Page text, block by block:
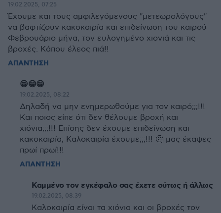
19.02.2025, 07:25
Έχουμε και τους αμφιλεγόμενους "μετεωρολόγους"
να βαφτίζουν κακοκαιρία και επιδείνωση του καιρού
Φεβρουάριο μήνα, τον ευλογημένο χιονιά και τις
βροχές. Κάπου έλεος πιά!!
ΑΠΑΝΤΗΣΗ
😁😁😁
19.02.2025, 08:22
Δηλαδή να μην ενημερωθούμε για τον καιρό;;;!!!
Και ποιος είπε ότι δεν θέλουμε βροχή και
χιόνια;;;!!! Επίσης δεν έχουμε επιδείνωση και
κακοκαιρία; Καλοκαιρία έχουμε;;;!!! 🤔 μας έκαψες
πρωί πρωί!!!
ΑΠΑΝΤΗΣΗ
Καμμένο τον εγκέφαλο σας έχετε ούτως ή άλλως
19.02.2025, 08:39
Καλοκαιρία είναι τα χιόνια και οι βροχές τον